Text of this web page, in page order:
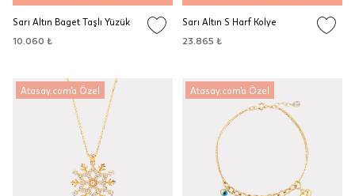
Sarı Altın Baget Taşlı Yüzük
10.060 ₺
Sarı Altın S Harf Kolye
23.865 ₺
Atasay.com'a Özel Atasay.com'a Özel